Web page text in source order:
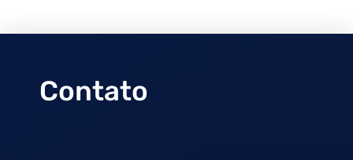
Contato